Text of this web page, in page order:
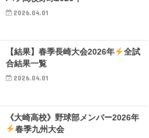
2026.04.01
【結果】春季長崎大会2026年
全試
合結果一覧
2026.04.01
《大崎高校》野球部メンバー2026年
春季九州大会